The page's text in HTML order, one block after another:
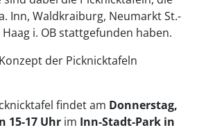
Inn, Waldkraiburg, Neumarkt St.-
i. OB stattgefunden haben.
der Picknicktafeln
findet am Donnerstag,
15-17 Uhr im Inn-Stadt-Park in